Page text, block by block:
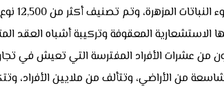
الاستشعارية المعقوفة وتركيبة أشباه العقد
من عشرات الأفراد المفترسة التي تعيش في
من الأراضي، وتتألف من ملايين الأفراد،